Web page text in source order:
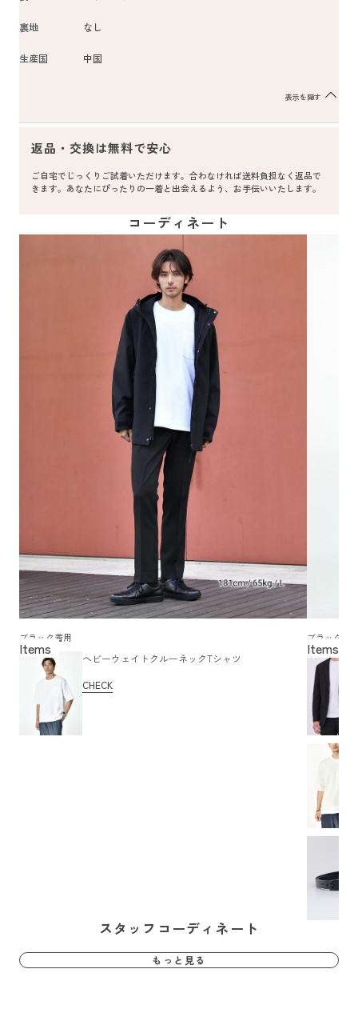
裏地 なし
生産国 中国
表示を隠す
返品・交換は無料で安心
ご自宅でじっくりご試着いただけます。合わなければ送料負担なく返品で
きます。あなたにぴったりの一着と出会えるよう、お手伝いいたします。
コーディネート
ブラック着用
ヘビーウェイトクルーネックTシャツ
CHECK
ブラック着
スタッフコーディネート
もっと見る